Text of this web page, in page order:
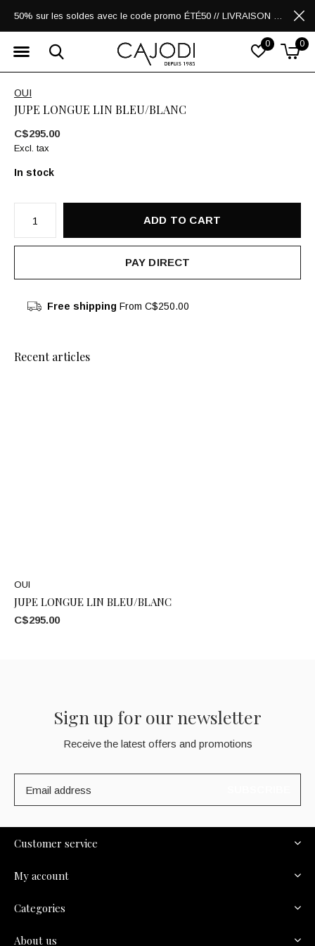
0 0
50% sur les soldes avec le code promo ÉTÉ50 // LIVRAISON GRATUITE POUR LES ACHATS DE 250$ ET PLUS
OUI
JUPE LONGUE LIN BLEU/BLANC
C$295.00
Excl. tax
In stock
ADD TO CART
PAY DIRECT
Free shipping From C$250.00
Recent articles
OUI
JUPE LONGUE LIN BLEU/BLANC
C$295.00
Sign up for our newsletter
Receive the latest offers and promotions
Customer service
My account
Categories
About us